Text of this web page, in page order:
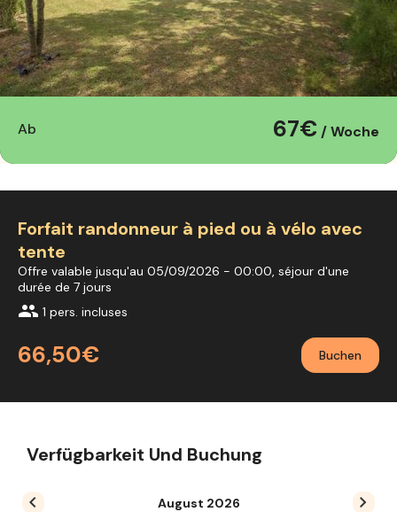
Ab 67€ / Woche
Forfait randonneur à pied ou à vélo avec
tente
Offre valable jusqu'au 05/09/2026 - 00:00, séjour d'une
durée de 7 jours
group 1 pers. incluses
66,50€ Buchen
Verfügbarkeit Und Buchung
August 2026